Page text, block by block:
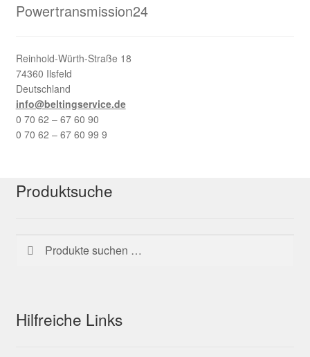
Powertransmission24
Reinhold-Würth-Straße 18
74360 Ilsfeld
Deutschland
info@beltingservice.de
0 70 62 – 67 60 90
0 70 62 – 67 60 99 9
Produktsuche
Suchen
nach:
Suchen
Hilfreiche Links